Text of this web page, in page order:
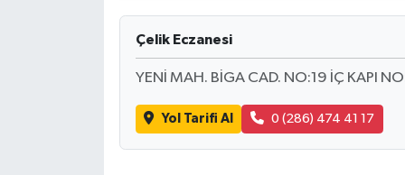
Çelik Eczanesi
YENİ MAH. BİGA CAD. NO:19 İÇ KAPI
Yol Tarifi Al 0 (286) 474 41 17